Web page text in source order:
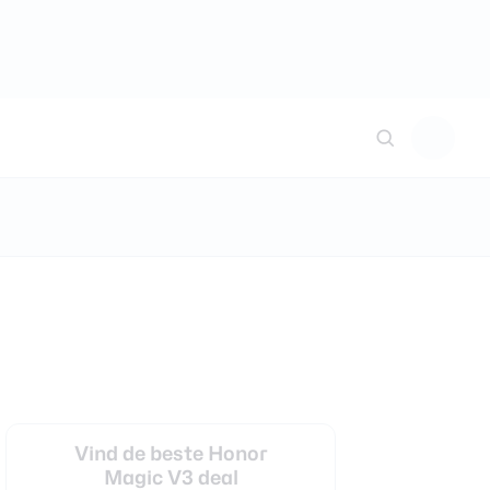
Vind de beste Honor
Magic V3 deal